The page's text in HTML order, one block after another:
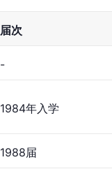
届次
-
1984年入学
1988届